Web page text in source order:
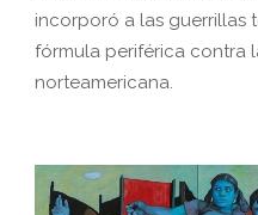
incorporó a las guerrillas
fórmula periférica contra
norteamericana.